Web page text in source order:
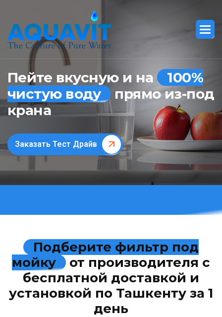
Пейте вкусную и на
100%
чистую воду прямо из-под
крана
Заказать Тест Драйв
Подберите фильтр под
мойку
от производителя с
бесплатной доставкой и
установкой по Ташкенту за 1
день